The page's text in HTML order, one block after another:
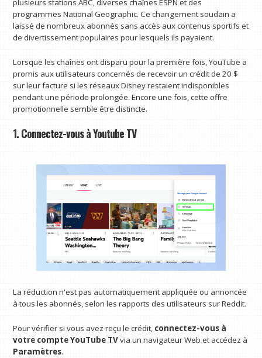
plusieurs stations ABC, diverses chaînes ESPN et des
programmes National Geographic. Ce changement soudain a
laissé de nombreux abonnés sans accès aux contenus sportifs et
de divertissement populaires pour lesquels ils payaient.
Lorsque les chaînes ont disparu pour la première fois, YouTube a
promis aux utilisateurs concernés de recevoir un crédit de 20 $
sur leur facture si les réseaux Disney restaient indisponibles
pendant une période prolongée. Encore une fois, cette offre
promotionnelle semble être distincte.
1. Connectez-vous à Youtube TV
La réduction n'est pas automatiquement appliquée ou annoncée
à tous les abonnés, selon les rapports des utilisateurs sur Reddit.
Pour vérifier si vous avez reçu le crédit, connectez-vous à
votre compte YouTube TVvia un navigateur Web et accédez à
Paramètres.